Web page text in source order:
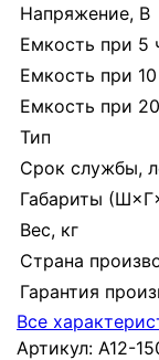
Напряжение, В
Емкость при 5
Емкость при
Емкость при
Тип
Срок службы,
Габариты
Вес, кг
Страна
Гарантия
Все
Артикул: A12-